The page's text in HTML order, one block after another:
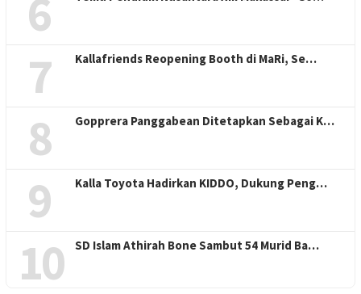
6
7 Kallafriends Reopening Booth di MaRi, Se…
8 Gopprera Panggabean Ditetapkan Sebagai K…
9 Kalla Toyota Hadirkan KIDDO, Dukung Peng…
10 SD Islam Athirah Bone Sambut 54 Murid Ba…